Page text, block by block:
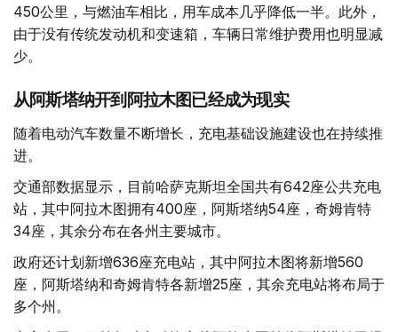
450公里，与燃油车相比，用车成本几乎降低一半。此外，
由于没有传统发动机和变速箱，车辆日常维护费用也明显减
少。
从阿斯塔纳开到阿拉木图已经成为现实
随着电动汽车数量不断增长，充电基础设施建设也在持续推
进。
交通部数据显示，目前哈萨克斯坦全国共有642座公共充电
站，其中阿拉木图拥有400座，阿斯塔纳54座，奇姆肯特
34座，其余分布在各州主要城市。
政府还计划新增636座充电站，其中阿拉木图将新增560
座，阿斯塔纳和奇姆肯特各新增25座，其余充电站将布局于
多个州。